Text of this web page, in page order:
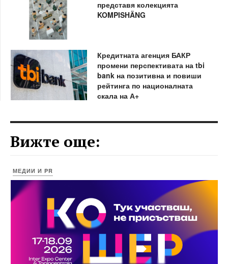
представя колекцията
KOMPISHÄNG
Кредитната агенция БАКР
промени перспективата на tbi
bank на позитивна и повиши
рейтинга по националната
скала на А+
Вижте още:
МЕДИИ И PR